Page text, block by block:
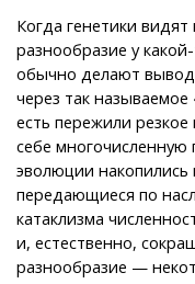
Когда генетики
разнообразие у
обычно делают
через так
есть пережили
себе многочисленную
эволюции накопились
передающиеся по
катаклизма
и, естественно,
разнообразие —